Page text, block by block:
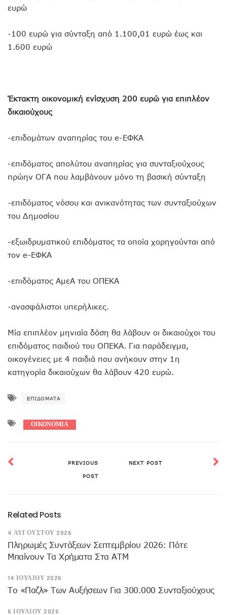
ευρώ
-100 ευρώ για σύνταξη από 1.100,01 ευρώ έως και
1.600 ευρώ
Έκτακτη οικονομική ενίσχυση 200 ευρώ για επιπλέον
δικαιούχους
-επιδομάτων αναπηρίας του e-ΕΦΚΑ
-επιδόματος απολύτου αναπηρίας για συνταξιούχους
πρώην ΟΓΑ που λαμβάνουν μόνο τη βασική σύνταξη
-επιδόματος νόσου και ανικανότητας των συνταξιούχων
του Δημοσίου
-εξωιδρυματικού επιδόματος τα οποία χορηγούνται από
τον e-ΕΦΚΑ
-επιδόματος ΑμεΑ του ΟΠΕΚΑ
-ανασφάλιστοι υπερήλικες.
Μία επιπλέον μηνιαία δόση θα λάβουν οι δικαιούχοι του
επιδόματος παιδιού του ΟΠΕΚΑ. Για παράδειγμα,
οικογένειες με 4 παιδιά που ανήκουν στην 1η
κατηγορία δικαιούχων θα λάβουν 420 ευρώ.
ΕΠΙΔΌΜΑΤΑ
ΟΙΚΟΝΟΜΙΑ
PREVIOUS
POST
NEXT POST
Related Posts
4 ΑΥΓΟΎΣΤΟΥ 2026
Πληρωμές Συντάξεων Σεπτεμβρίου 2026: Πότε
Μπαίνουν Τα Χρήματα Στα ΑΤΜ
14 ΙΟΥΛΊΟΥ 2026
Το «παζλ» Των Αυξήσεων Για 300.000 Συνταξιούχους
6 ΙΟΥΛΊΟΥ 2026